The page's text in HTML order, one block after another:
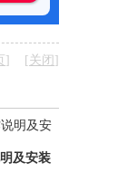
] [关闭 ]
及安装